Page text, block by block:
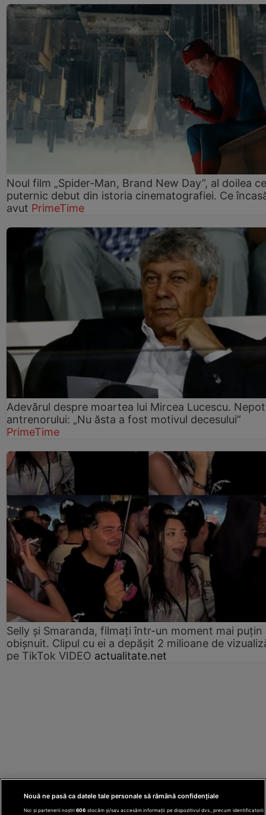
Noul film „Spider-Man, Brand New Day”, al doilea
puternic debut din istoria cinematografiei. Ce
avut PrimeTime
Adevărul despre moartea lui Mircea Lucescu.
antrenorului: „Nu ăsta a fost motivul decesului”
PrimeTime
Selly și Smaranda, filmați într-un moment mai puțin
obișnuit. Clipul cu ei a depășit 2 milioane de
pe TikTok VIDEO actualitate.net
Nouă ne pasă ca datele tale personale să rămână confidențiale
Noi și partenerii noștri606 stocăm și/sau accesăm informații pe dispozitivul dvs., precum identificatorii